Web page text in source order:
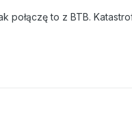
połączę to z BTB.